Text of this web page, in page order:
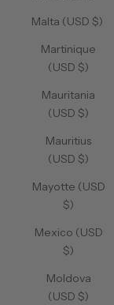
Malta (USD $)
Martinique
(USD $)
Mauritania
(USD $)
Mauritius
(USD $)
Mayotte (USD
$)
Mexico (USD
$)
Moldova
(USD $)